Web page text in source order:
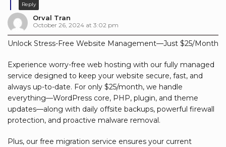
Reply
Orval Tran
October 26, 2024 at 3:02 pm
Unlock Stress-Free Website Management—Just $25/Month
Experience worry-free web hosting with our fully managed
service designed to keep your website secure, fast, and
always up-to-date. For only $25/month, we handle
everything—WordPress core, PHP, plugin, and theme
updates—along with daily offsite backups, powerful firewall
protection, and proactive malware removal.
Plus, our free migration service ensures your current